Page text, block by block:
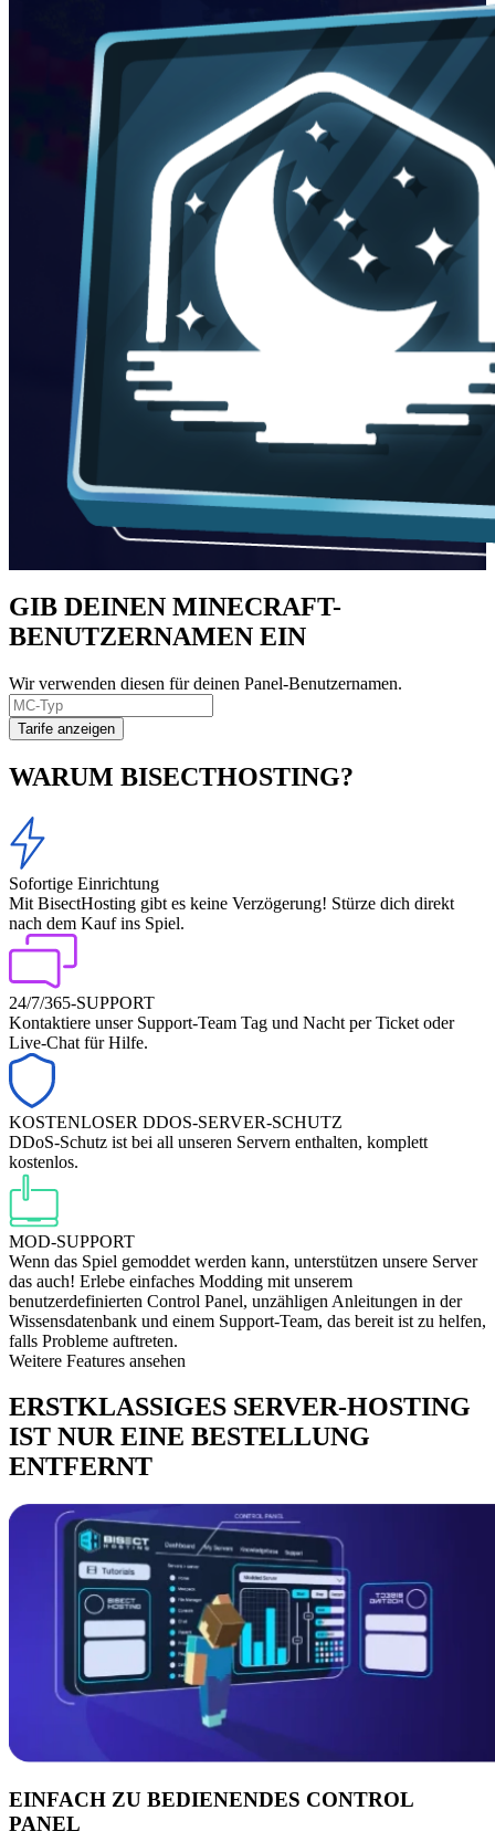
GIB DEINEN MINECRAFT-
BENUTZERNAMEN EIN
Wir verwenden diesen für deinen Panel-Benutzernamen.
Tarife anzeigen
WARUM BISECTHOSTING?
Sofortige Einrichtung
Mit BisectHosting gibt es keine Verzögerung! Stürze dich direkt
nach dem Kauf ins Spiel.
24/7/365-SUPPORT
Kontaktiere unser Support-Team Tag und Nacht per Ticket oder
Live-Chat für Hilfe.
KOSTENLOSER DDOS-SERVER-SCHUTZ
DDoS-Schutz ist bei all unseren Servern enthalten, komplett
kostenlos.
MOD-SUPPORT
Wenn das Spiel gemoddet werden kann, unterstützen unsere Server
das auch! Erlebe einfaches Modding mit unserem
benutzerdefinierten Control Panel, unzähligen Anleitungen in der
Wissensdatenbank und einem Support-Team, das bereit ist zu helfen,
falls Probleme auftreten.
Weitere Features ansehen
ERSTKLASSIGES SERVER-HOSTING
IST NUR EINE BESTELLUNG
ENTFERNT
EINFACH ZU BEDIENENDES CONTROL
PANEL